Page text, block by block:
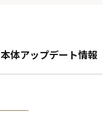
本体アップデート情報